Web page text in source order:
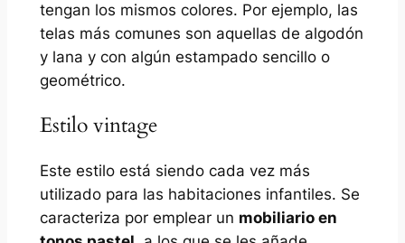
tengan los mismos colores. Por ejemplo, las
telas más comunes son aquellas de algodón
y lana y con algún estampado sencillo o
geométrico.
Estilo vintage
Este estilo está siendo cada vez más
utilizado para las habitaciones infantiles. Se
caracteriza por emplear un mobiliario en